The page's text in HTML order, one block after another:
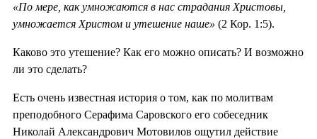
«По мере, как умножаются в нас страдания Христовы,
умножается Христом и утешение наше» (2 Кор. 1:5).
Каково это утешение? Как его можно описать? И возможно
ли это сделать?
Есть очень известная история о том, как по молитвам
преподобного Серафима Саровского его собеседник
Николай Александрович Мотовилов ощутил действие